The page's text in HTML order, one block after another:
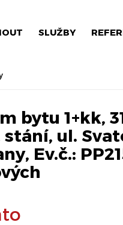
SLUŽBY
bytu 1+kk,
stání, ul.
Ev.č.: